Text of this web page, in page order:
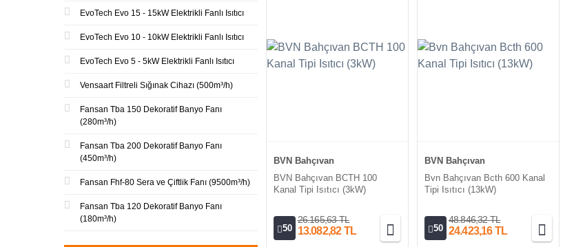
EvoTech Evo 15 - 15kW Elektrikli Fanlı Isıtıcı
EvoTech Evo 10 - 10kW Elektrikli Fanlı Isıtıcı
EvoTech Evo 5 - 5kW Elektrikli Fanlı Isıtıcı
Vensaart Filtreli Sığınak Cihazı (500m³/h)
Fansan Tba 150 Dekoratif Banyo Fanı
(280m³/h)
Fansan Tba 200 Dekoratif Banyo Fanı
(450m³/h)
Fansan Fhf-80 Sera ve Çiftlik Fanı (9500m³/h)
Fansan Tba 120 Dekoratif Banyo Fanı
(180m³/h)
BVN Bahçıvan
BVN Bahçıvan BCTH 100
Kanal Tipi Isıtıcı (3kW)
50
26.165,63 TL
13.082,82 TL
BVN Bahçıvan
Bvn Bahçıvan Bcth 600 Kanal
Tipi Isıtıcı (13kW)
50
48.846,32 TL
24.423,16 TL